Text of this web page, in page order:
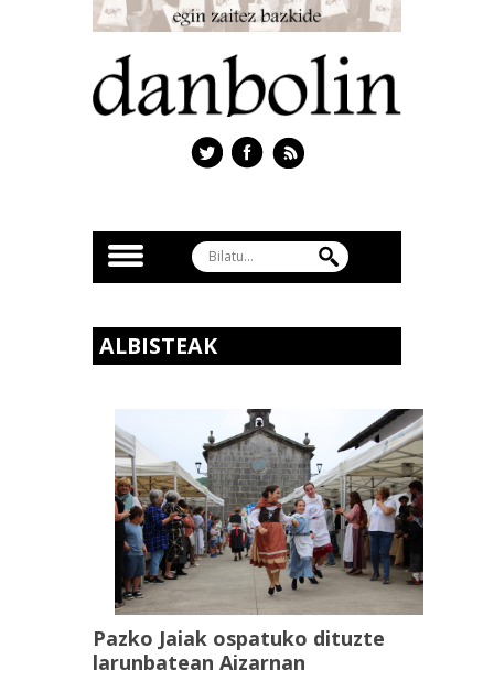
ALBISTEAK
Pazko Jaiak ospatuko dituzte
larunbatean Aizarnan